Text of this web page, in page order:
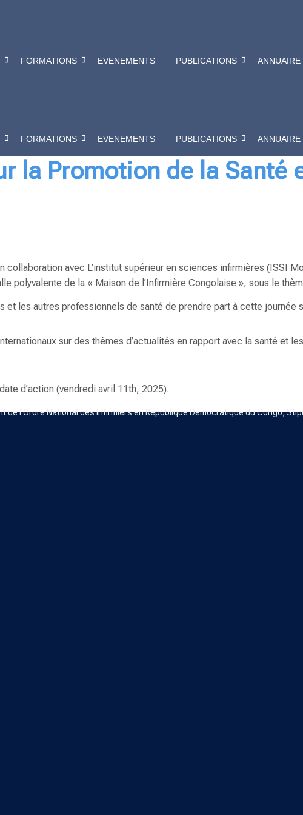
FORMATIONS EVENEMENTS PUBLICATIONS ANNUAIRE
FORMATIONS EVENEMENTS PUBLICATIONS ANNUAIRE
la Promotion de la Santé
collaboration avec L’institut supérieur en sciences infirmières (ISSI
polyvalente de la « Maison de l’Infirmière Congolaise », sous le
les autres professionnels de santé de prendre part à cette journée
sur des thèmes d’actualités en rapport avec la santé et
d’action (vendredi avril 11th, 2025).
l’Ordre National des Infirmiers en République Démocratique du Congo,